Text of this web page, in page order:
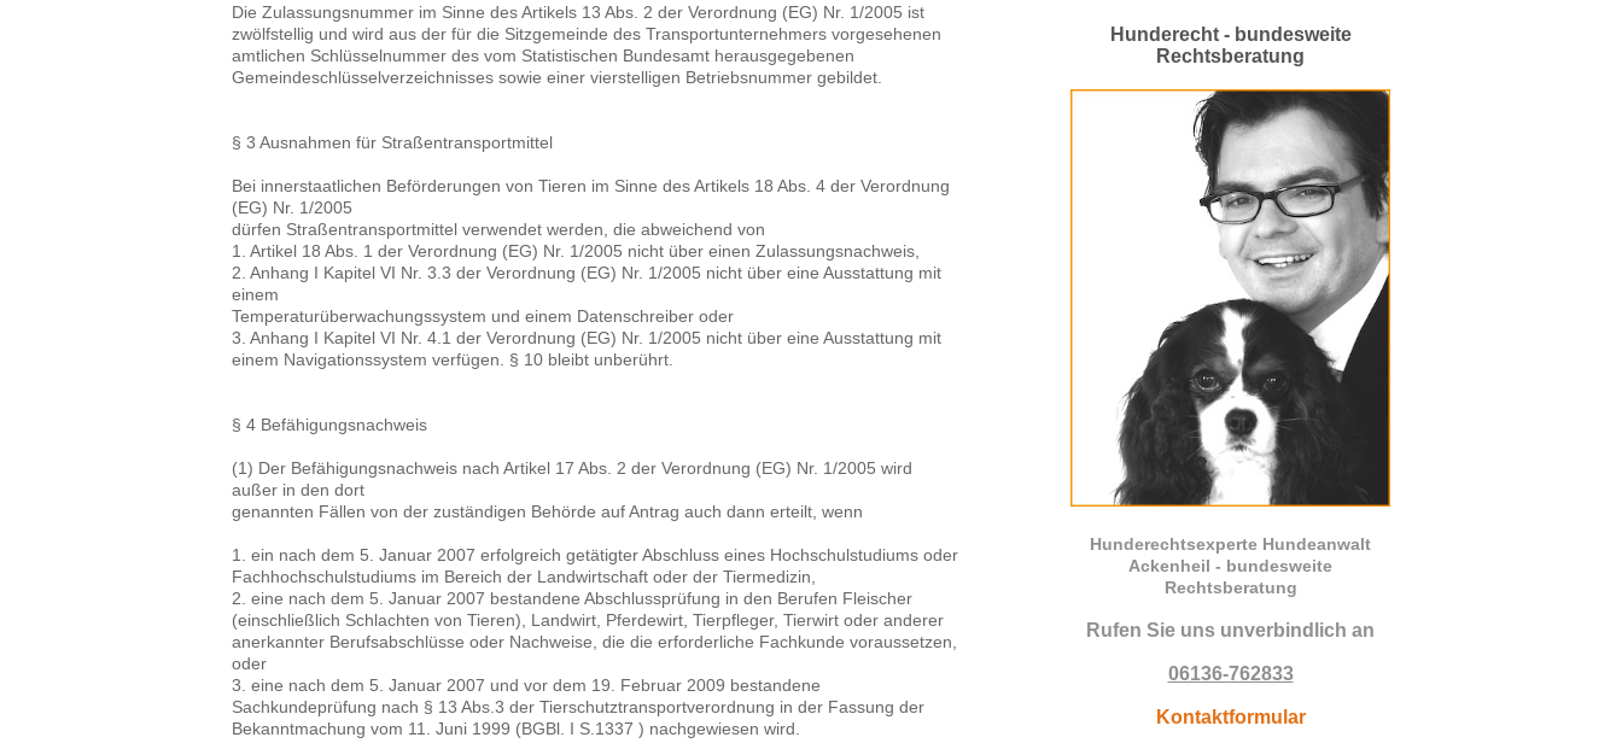
Die Zulassungsnummer im Sinne des Artikels 13 Abs. 2 der Verordnung (EG) Nr. 1/2005 ist
zwölfstellig und wird aus der für die Sitzgemeinde des Transportunternehmers vorgesehenen
amtlichen Schlüsselnummer des vom Statistischen Bundesamt herausgegebenen
Gemeindeschlüsselverzeichnisses sowie einer vierstelligen Betriebsnummer gebildet.
§ 3 Ausnahmen für Straßentransportmittel
Bei innerstaatlichen Beförderungen von Tieren im Sinne des Artikels 18 Abs. 4 der Verordnung
(EG) Nr. 1/2005
dürfen Straßentransportmittel verwendet werden, die abweichend von
1. Artikel 18 Abs. 1 der Verordnung (EG) Nr. 1/2005 nicht über einen Zulassungsnachweis,
2. Anhang I Kapitel VI Nr. 3.3 der Verordnung (EG) Nr. 1/2005 nicht über eine Ausstattung mit
einem
Temperaturüberwachungssystem und einem Datenschreiber oder
3. Anhang I Kapitel VI Nr. 4.1 der Verordnung (EG) Nr. 1/2005 nicht über eine Ausstattung mit
einem Navigationssystem verfügen. § 10 bleibt unberührt.
§ 4 Befähigungsnachweis
(1) Der Befähigungsnachweis nach Artikel 17 Abs. 2 der Verordnung (EG) Nr. 1/2005 wird
außer in den dort
genannten Fällen von der zuständigen Behörde auf Antrag auch dann erteilt, wenn
1. ein nach dem 5. Januar 2007 erfolgreich getätigter Abschluss eines Hochschulstudiums oder
Fachhochschulstudiums im Bereich der Landwirtschaft oder der Tiermedizin,
2. eine nach dem 5. Januar 2007 bestandene Abschlussprüfung in den Berufen Fleischer
(einschließlich Schlachten von Tieren), Landwirt, Pferdewirt, Tierpfleger, Tierwirt oder anderer
anerkannter Berufsabschlüsse oder Nachweise, die die erforderliche Fachkunde voraussetzen,
oder
3. eine nach dem 5. Januar 2007 und vor dem 19. Februar 2009 bestandene
Sachkundeprüfung nach § 13 Abs.3 der Tierschutztransportverordnung in der Fassung der
Bekanntmachung vom 11. Juni 1999 (BGBl. I S.1337 ) nachgewiesen wird.
Hunderecht - bundesweite
Rechtsberatung
Hunderechtsexperte Hundeanwalt
Ackenheil - bundesweite
Rechtsberatung
Rufen Sie uns unverbindlich an
06136-762833
Kontaktformular